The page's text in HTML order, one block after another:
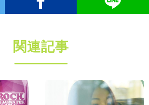
関連記事